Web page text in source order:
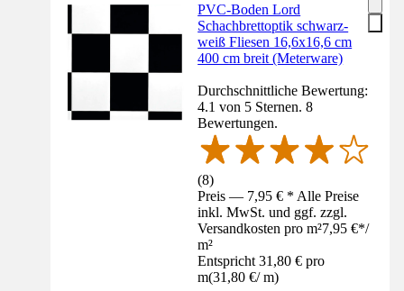
PVC-Boden Lord
Schachbrettoptik schwarz-
weiß Fliesen 16,6x16,6 cm
400 cm breit (Meterware)
Durchschnittliche Bewertung:
4.1 von 5 Sternen. 8
Bewertungen.
(8)
Preis — 7,95 € * Alle Preise
inkl. MwSt. und ggf. zzgl.
Versandkosten pro m²7,95 €*/
m²
Entspricht 31,80 € pro
m(31,80 €/ m)